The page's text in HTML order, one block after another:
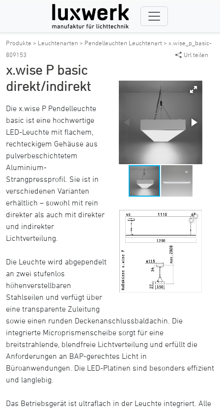
Produkte > Leuchtenarten > Pendelleuchten Leuchtenart > x.wise_p_basic-
809153
Url teilen
x.wise P basic
direkt/indirekt
Die x.wise P Pendelleuchte
basic ist eine hochwertige
LED-Leuchte mit flachem,
rechteckigem Gehäuse aus
pulverbeschichtetem
Aluminium-
Strangpressprofil. Sie ist in
verschiedenen Varianten
erhältlich – sowohl mit rein
direkter als auch mit direkter
und indirekter
Lichtverteilung.
Die Leuchte wird abgependelt
an zwei stufenlos
höhenverstellbaren
Stahlseilen und verfügt über
eine transparente Zuleitung
sowie einen runden Deckenanschlussbaldachin. Die
integrierte Microprismenscheibe sorgt für eine
breitstrahlende, blendfreie Lichtverteilung und erfüllt die
Anforderungen an BAP-gerechtes Licht in
Büroanwendungen. Die LED-Platinen sind besonders effizient
und langlebig.
Das Betriebsgerät ist ultraflach in der Leuchte integriert. Alle